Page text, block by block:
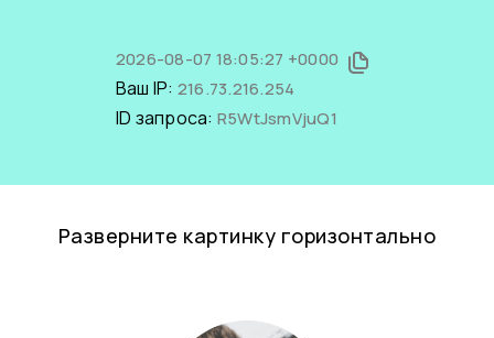
2026-08-07 18:05:27 +0000
Ваш IP: 216.73.216.254
ID запроса: R5WtJsmVjuQ1
Разверните картинку горизонтально